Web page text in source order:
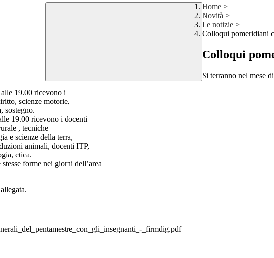
Home >
Novità >
Le notizie >
Colloqui pomeridiani
Colloqui
Si terranno nel mese
19.00 ricevono i
scienze motorie,
sostegno.
19.00 ricevono i docenti
, tecniche
e scienze della terra,
animali, docenti ITP,
etica.
forme nei giorni dell’area
_firmdig.pdf